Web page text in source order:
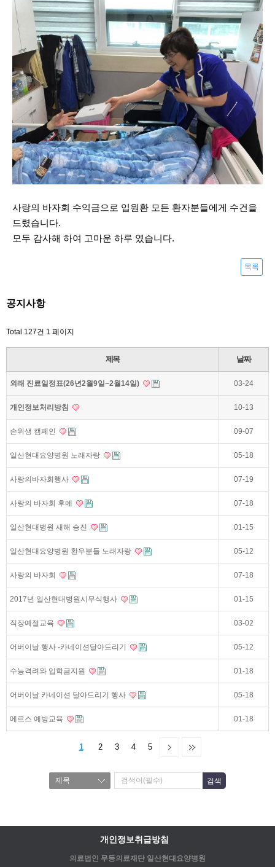
사랑의 바자회 수익금으로 입원환 모든 환자분들에게 수건을
드렸습니다.
모두 감사해 하여 고마운 하루 였습니다.
목록
공지사항
Total 127건 1 페이지
제목 날짜
외래 진료일정표(26년2월9일~2월14일) 03-24
개인정보처리방침 10-13
손위생 캠페인 09-07
일산현대요양병원 노래자랑 05-18
사랑의바자회행사 07-19
사랑의 바자회 후에 07-18
일산현대병원 새해 승진 01-15
일산현대요양병원 환우분들 노래자랑 05-12
사랑의 바자회 07-18
2017년 일산현대병원시무식행사 01-15
직장예절교육 03-02
어버이날 행사 -카네이션달아드리기 05-12
수능격려와 입학금지원 01-18
어버이날 카네이션 달아드리기 행사 05-18
메르스 예방교육 01-18
1 2 3 4 5
개인정보취급방침
의료법인 무등의료재단 일산현대요양병원